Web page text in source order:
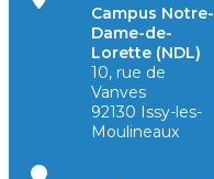
Campus Notre-
Dame-de-
Lorette (NDL)
10, rue de
Vanves
92130 Issy-les-
Moulineaux